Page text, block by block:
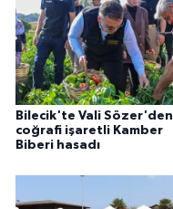
Bilecik'te Vali Sözer'den
coğrafi işaretli Kamber
Biberi hasadı